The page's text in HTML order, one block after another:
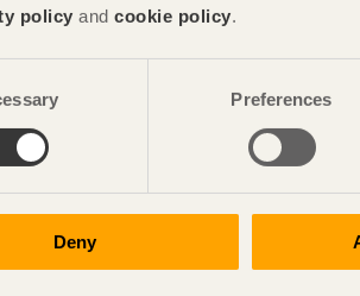
policy and cookie policy.
Preferences
Deny
byggande av flervåningshus i trä.
i detalj studera lösningarna. Det som
varit inklätt. Här följer därför en
enligt tillverkaren Södra Building
med en spännvidd på max
Högskola och bjälklagen uppfyller
Detta har åstadkommits genom
gjorts dolda med hjälp av stålbalkar,